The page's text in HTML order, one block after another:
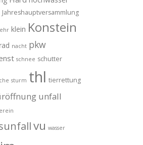
Jahreshauptversammlung
klein Konstein
nacht pkw
schnee schutter
sturm thl tierrettung
unfall
vu wasser